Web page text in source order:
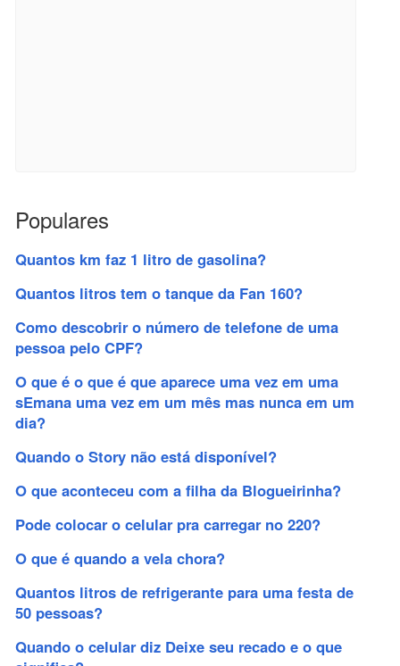
Populares
Quantos km faz 1 litro de gasolina?
Quantos litros tem o tanque da Fan 160?
Como descobrir o número de telefone de uma
pessoa pelo CPF?
O que é o que é que aparece uma vez em uma
sEmana uma vez em um mês mas nunca em um
dia?
Quando o Story não está disponível?
O que aconteceu com a filha da Blogueirinha?
Pode colocar o celular pra carregar no 220?
O que é quando a vela chora?
Quantos litros de refrigerante para uma festa de
50 pessoas?
Quando o celular diz Deixe seu recado e o que